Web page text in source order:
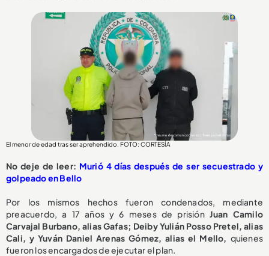
El menor de edad tras ser aprehendido. FOTO: CORTESÍA
No deje de leer: Murió 4 días después de ser secuestrado y
golpeado en Bello
Por los mismos hechos fueron condenados, mediante
preacuerdo, a 17 años y 6 meses de prisión Juan Camilo
Carvajal Burbano, alias Gafas; Deiby Yulián Posso Pretel, alias
Cali, y Yuván Daniel Arenas Gómez, alias el Mello, quienes
fueron los encargados de ejecutar el plan.